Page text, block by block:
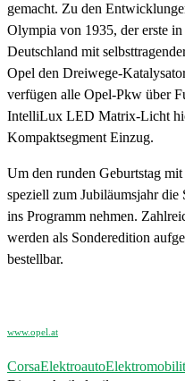
gemacht. Zu den
Olympia von 1935, der erste
Deutschland mit
Opel den Dreiwege-
verfügen alle Opel-Pkw über
IntelliLux LED Matrix-Licht
Kompaktsegment Einzug.
Um den runden Geburtstag
speziell zum Jubiläumsjahr die
ins Programm nehmen.
werden als Sonderedition
bestellbar.
www.opel.at
CorsaElektroauto